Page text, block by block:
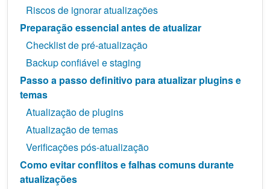
Riscos de ignorar atualizações
Preparação essencial antes de atualizar
Checklist de pré-atualização
Backup confiável e staging
Passo a passo definitivo para atualizar plugins e
temas
Atualização de plugins
Atualização de temas
Verificações pós-atualização
Como evitar conflitos e falhas comuns durante
atualizações